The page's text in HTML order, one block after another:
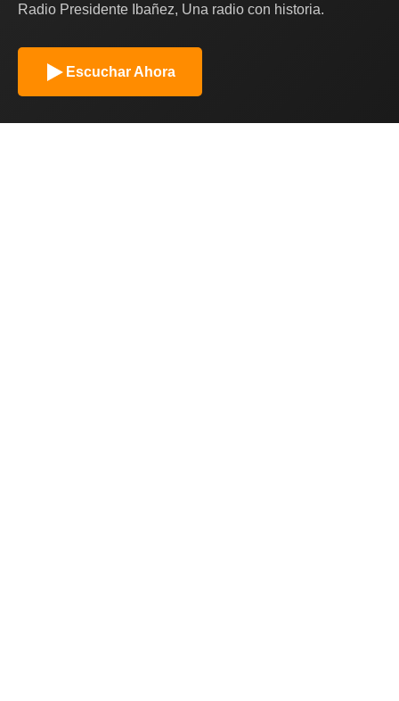
Radio Presidente Ibañez, Una radio con historia.
Escuchar Ahora